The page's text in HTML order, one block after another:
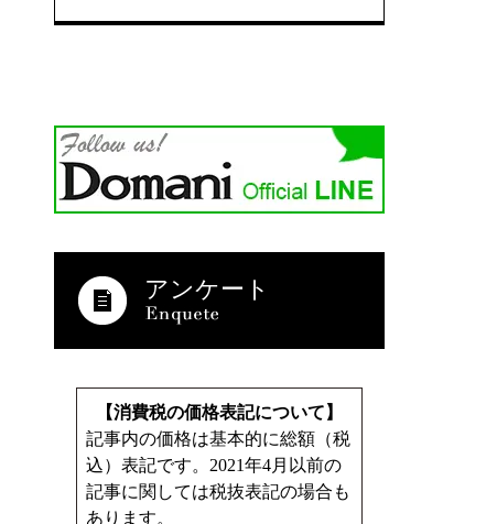
アンケート
【消費税の価格表記について】
記事内の価格は基本的に総額（税
込）表記です。2021年4月以前の
記事に関しては税抜表記の場合も
あります。